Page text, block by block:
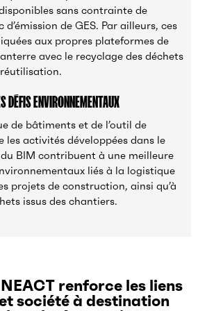
sans contrainte de
de GES. Par ailleurs, ces
aux propres plateformes de
avec le recyclage des déchets
DÉFIS ENVIRONNEMENTAUX
de bâtiments et de l’outil de
les activités développées dans le
BIM contribuent à une meilleure
liés à la logistique
projets de construction, ainsi qu’à
issus des chantiers.
renforce les liens
société à destination